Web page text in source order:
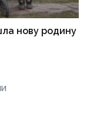
нову родину